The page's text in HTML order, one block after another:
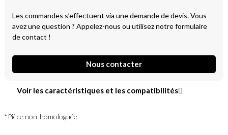
Les commandes s’effectuent via une demande de devis. Vous
avez une question ? Appelez-nous ou utilisez notre formulaire
de contact !
Nous contacter
Voir les caractéristiques et les compatibilités
*Pièce non-homologuée